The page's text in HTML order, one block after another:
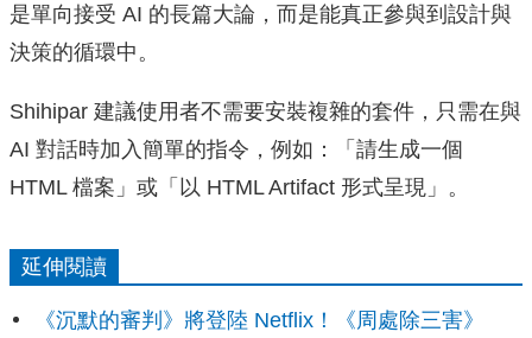
是單向接受 AI 的長篇大論，而是能真正參與到設計與
決策的循環中。
Shihipar 建議使用者不需要安裝複雜的套件，只需在與
AI 對話時加入簡單的指令，例如：「請生成一個
HTML 檔案」或「以 HTML Artifact 形式呈現」。
延伸閱讀
《沉默的審判》將登陸 Netflix！《周處除三害》